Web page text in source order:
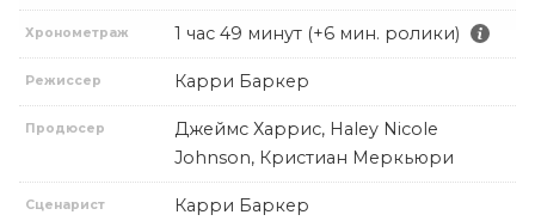
Хронометраж 1 час 49 минут (+6 мин. ролики)
Режиссер Карри Баркер
Продюсер
Джеймс Харрис, Haley Nicole
Johnson, Кристиан Меркьюри
Сценарист Карри Баркер